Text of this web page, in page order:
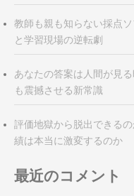
教師も親も知らない採点
と学習現場の逆転劇
あなたの答案は人間が見
も震撼させる新常識
評価地獄から脱出できる
績は本当に激変するのか
最近のコメント